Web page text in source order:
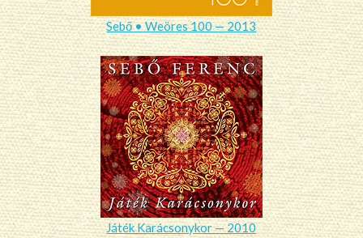
Sebő • Weöres 100 — 2013
Játék Karácsonykor — 2010